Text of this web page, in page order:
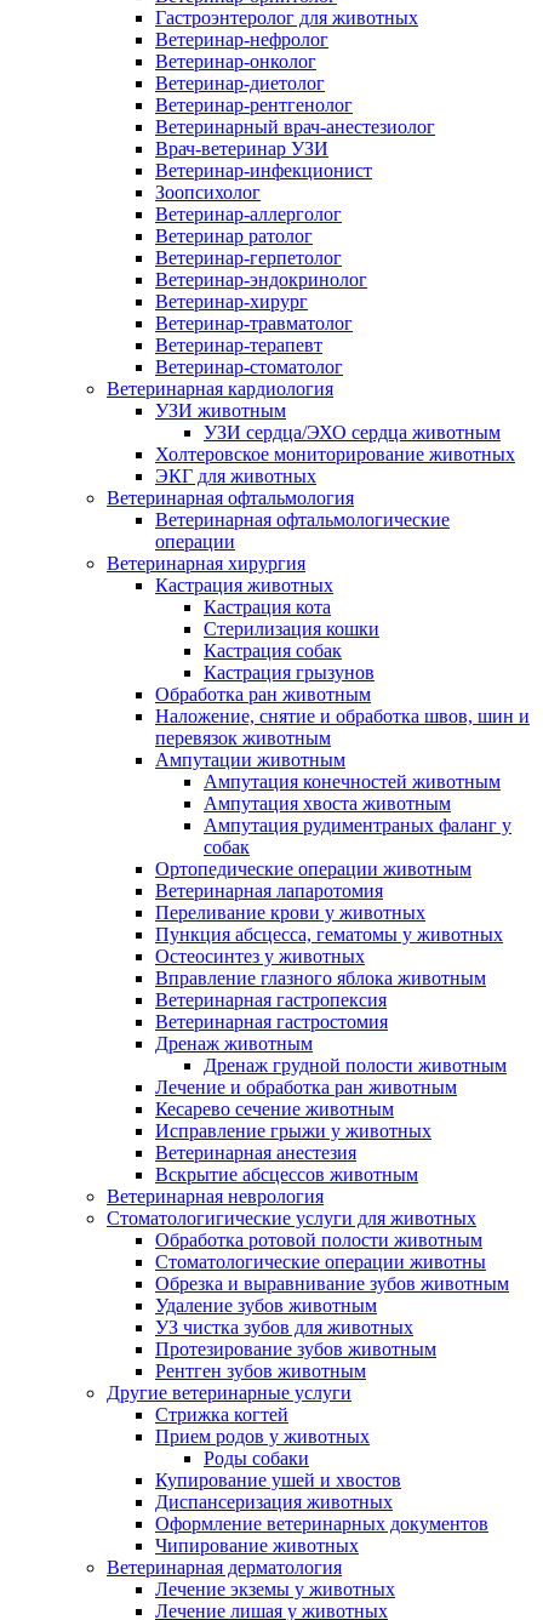
Гастроэнтеролог для животных
Ветеринар-нефролог
Ветеринар-онколог
Ветеринар-диетолог
Ветеринар-рентгенолог
Ветеринарный врач-анестезиолог
Врач-ветеринар УЗИ
Ветеринар-инфекционист
Зоопсихолог
Ветеринар-аллерголог
Ветеринар ратолог
Ветеринар-герпетолог
Ветеринар-эндокринолог
Ветеринар-хирург
Ветеринар-травматолог
Ветеринар-терапевт
Ветеринар-стоматолог
Ветеринарная кардиология
УЗИ животным
УЗИ сердца/ЭХО сердца животным
Холтеровское мониторирование животных
ЭКГ для животных
Ветеринарная офтальмология
Ветеринарная офтальмологические
операции
Ветеринарная хирургия
Кастрация животных
Кастрация кота
Стерилизация кошки
Кастрация собак
Кастрация грызунов
Обработка ран животным
Наложение, снятие и обработка швов, шин и
перевязок животным
Ампутации животным
Ампутация конечностей животным
Ампутация хвоста животным
Ампутация рудиментраных фаланг у
собак
Ортопедические операции животным
Ветеринарная лапаротомия
Переливание крови у животных
Пункция абсцесса, гематомы у животных
Остеосинтез у животных
Вправление глазного яблока животным
Ветеринарная гастропексия
Ветеринарная гастростомия
Дренаж животным
Дренаж грудной полости животным
Лечение и обработка ран животным
Кесарево сечение животным
Исправление грыжи у животных
Ветеринарная анестезия
Вскрытие абсцессов животным
Ветеринарная неврология
Стоматологигические услуги для животных
Обработка ротовой полости животным
Стоматологические операции животны
Обрезка и выравнивание зубов животным
Удаление зубов животным
УЗ чистка зубов для животных
Протезирование зубов животным
Рентген зубов животным
Другие ветеринарные услуги
Стрижка когтей
Прием родов у животных
Роды собаки
Купирование ушей и хвостов
Диспансеризация животных
Оформление ветеринарных документов
Чипирование животных
Ветеринарная дерматология
Лечение экземы у животных
Лечение лишая у животных